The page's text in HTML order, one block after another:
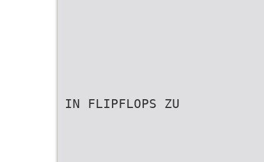
IN FLIPFLOPS ZU